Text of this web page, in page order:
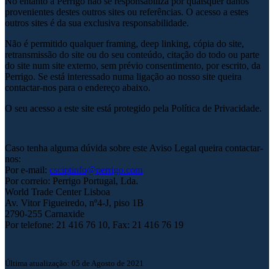
provenientes destes outros sites ou referências. O acesso a estes
outros sites é da sua exclusiva responsabilidade.
Não é permitido qualquer framing, deep linking, cópia do site,
retransmissão do site ou do seu conteúdo, citação do todo ou parte
do site num site externo, sem prévio consentimento, por escrito, da
Perrigo. Se está interessado numa ligação ao nosso site queira
contactar-nos para o endereço abaixo.
O seu acesso a este site está protegido pela Política de Privacidade.
Caso tenha alguma dúvida sobre este Aviso Legal queira contactar-
nos:
Por e-mail: csciptinfo@perrigo.com
Por correio: Perrigo Portugal, Lda.
World Trade Center Lisboa
Av. Vitor Figueiredo, nº4-J, piso 1B
2790-255 Carnaxide
Por telefone: 21 416 76 10, Fax: 21 416 76 19
Última atualização: 05 de Agosto de 2021